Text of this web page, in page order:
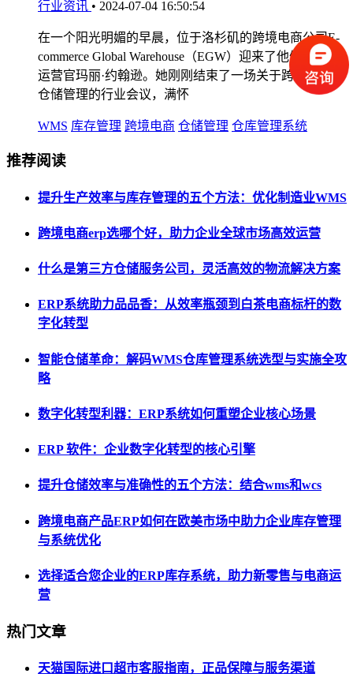
行业资讯 • 2024-07-04 16:50:54
在一个阳光明媚的早晨，位于洛杉矶的跨境电商公司E-
commerce Global Warehouse（EGW）迎来了他们的首席
运营官玛丽·约翰逊。她刚刚结束了一场关于跨境WMS
仓储管理的行业会议，满怀
WMS 库存管理 跨境电商 仓储管理 仓库管理系统
推荐阅读
提升生产效率与库存管理的五个方法：优化制造业WMS
跨境电商erp选哪个好，助力企业全球市场高效运营
什么是第三方仓储服务公司，灵活高效的物流解决方案
ERP系统助力品品香：从效率瓶颈到白茶电商标杆的数
字化转型
智能仓储革命：解码WMS仓库管理系统选型与实施全攻
略
数字化转型利器：ERP系统如何重塑企业核心场景
ERP 软件：企业数字化转型的核心引擎
提升仓储效率与准确性的五个方法：结合wms和wcs
跨境电商产品ERP如何在欧美市场中助力企业库存管理
与系统优化
选择适合您企业的ERP库存系统，助力新零售与电商运
营
热门文章
天猫国际进口超市客服指南，正品保障与服务渠道